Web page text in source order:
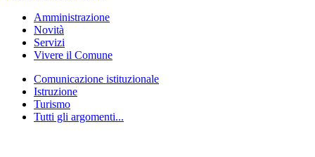
Amministrazione
Novità
Servizi
Vivere il Comune
Comunicazione istituzionale
Istruzione
Turismo
Tutti gli argomenti...